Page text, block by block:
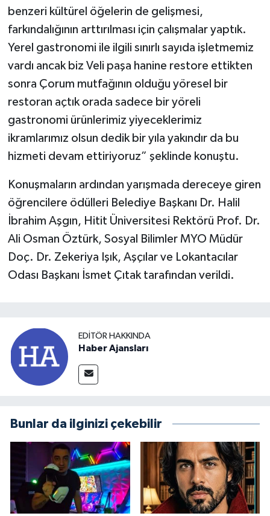
benzeri kültürel öğelerin de gelişmesi,
farkındalığının arttırılması için çalışmalar yaptık.
Yerel gastronomi ile ilgili sınırlı sayıda işletmemiz
vardı ancak biz Veli paşa hanine restore ettikten
sonra Çorum mutfağının olduğu yöresel bir
restoran açtık orada sadece bir yöreli
gastronomi ürünlerimiz yiyeceklerimiz
ikramlarımız olsun dedik bir yıla yakındır da bu
hizmeti devam ettiriyoruz” şeklinde konuştu.
Konuşmaların ardından yarışmada dereceye giren
öğrencilere ödülleri Belediye Başkanı Dr. Halil
İbrahim Aşgın, Hitit Üniversitesi Rektörü Prof. Dr.
Ali Osman Öztürk, Sosyal Bilimler MYO Müdür
Doç. Dr. Zekeriya Işık, Aşçılar ve Lokantacılar
Odası Başkanı İsmet Çıtak tarafından verildi.
EDITÖR HAKKINDA
Haber Ajansları
Bunlar da ilginizi çekebilir